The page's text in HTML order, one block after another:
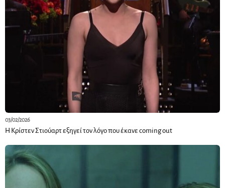
03/02/2026
Η Κρίστεν Στιούαρτ εξηγεί τον λόγο που έκανε coming out